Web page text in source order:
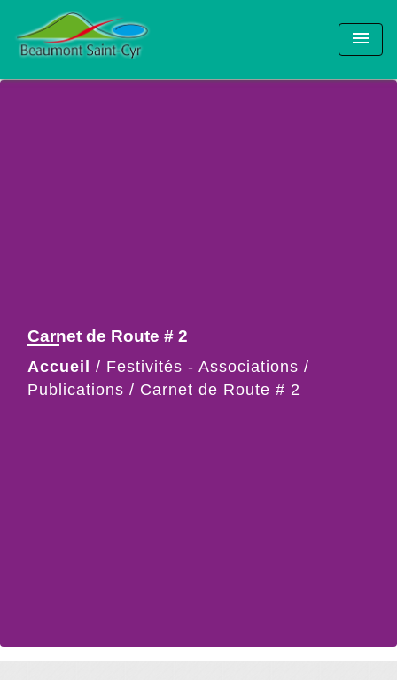
menu
Carnet de Route # 2
Accueil / Festivités - Associations /
Publications / Carnet de Route # 2